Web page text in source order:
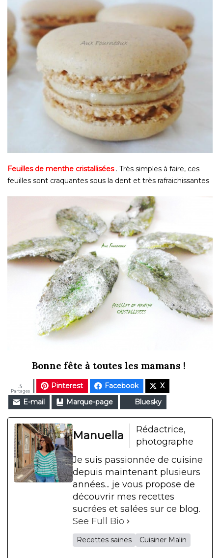
Feuilles de menthe cristallisées . Très simples à faire, ces
feuilles sont craquantes sous la dent et très rafraichissantes
Bonne fête à toutes les mamans !
Pinterest Facebook
X
E-mail
Marque-page Bluesky
Partages
3
Manuella
Rédactrice,
photographe
Je suis passionnée de cuisine
depuis maintenant plusieurs
années... je vous propose de
découvrir mes recettes
sucrées et salées sur ce blog.
See Full Bio
Recettes saines Cuisiner Malin